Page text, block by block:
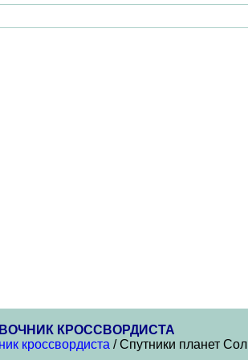
КРОССВОРДИСТА
кроссвордиста / Спутники планет